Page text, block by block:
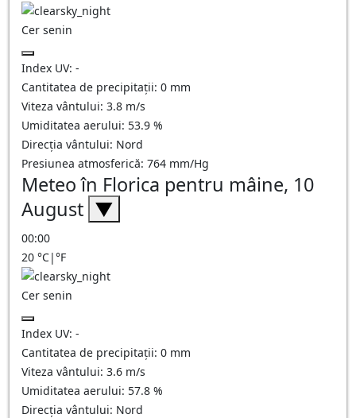
Cer senin
Index UV: -
Cantitatea de precipitații: 0 mm
Viteza vântului: 3.8 m/s
Umiditatea aerului: 53.9 %
Direcția vântului: Nord
Presiunea atmosferică: 764 mm/Hg
Meteo în Florica pentru mâine, 10
August ▼
00:00
20 °C|°F
Cer senin
Index UV: -
Cantitatea de precipitații: 0 mm
Viteza vântului: 3.6 m/s
Umiditatea aerului: 57.8 %
Direcția vântului: Nord